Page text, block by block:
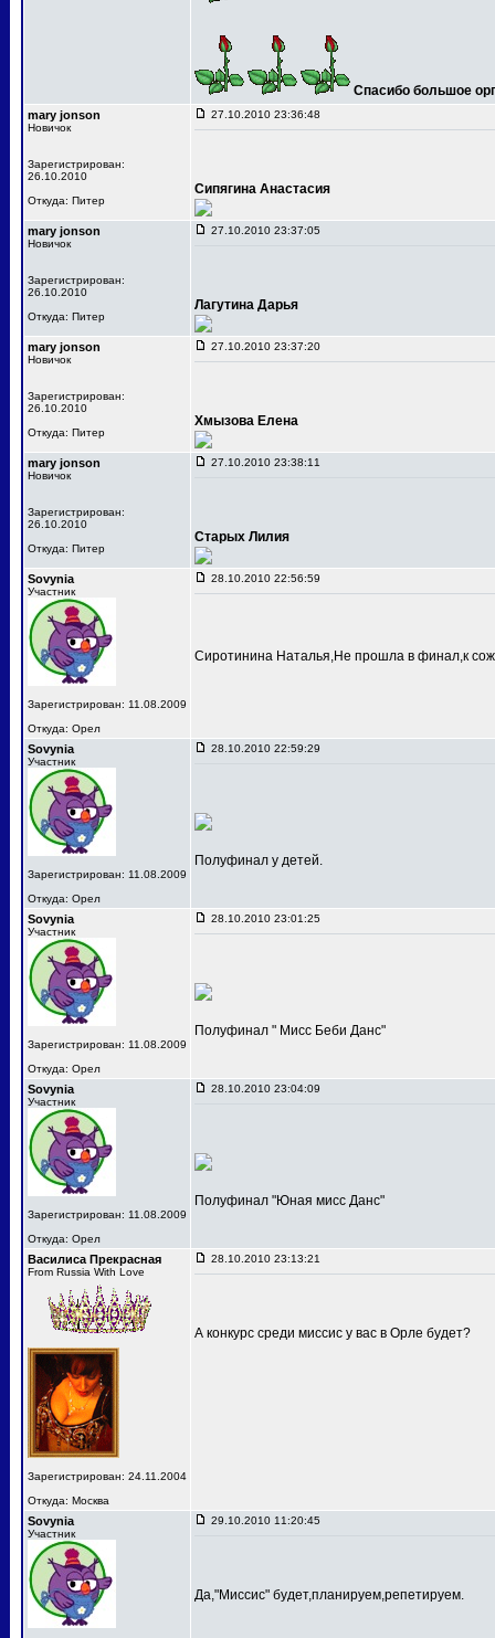
Спасибо большое
mary jonson
Новичок
Зарегистрирован:
26.10.2010
Откуда: Питер
27.10.2010 23:36:48
Сипягина Анастасия
mary jonson
Новичок
Зарегистрирован:
26.10.2010
Откуда: Питер
27.10.2010 23:37:05
Лагутина Дарья
mary jonson
Новичок
Зарегистрирован:
26.10.2010
Откуда: Питер
27.10.2010 23:37:20
Хмызова Елена
mary jonson
Новичок
Зарегистрирован:
26.10.2010
Откуда: Питер
27.10.2010 23:38:11
Старых Лилия
Sovynia
Участник
Зарегистрирован: 11.08.2009
Откуда: Орел
28.10.2010 22:56:59
Сиротинина Наталья,Не прошла в финал,к
Sovynia
Участник
Зарегистрирован: 11.08.2009
Откуда: Орел
28.10.2010 22:59:29
Полуфинал у детей.
Sovynia
Участник
Зарегистрирован: 11.08.2009
Откуда: Орел
28.10.2010 23:01:25
Полуфинал " Мисс Беби Данс"
Sovynia
Участник
Зарегистрирован: 11.08.2009
Откуда: Орел
28.10.2010 23:04:09
Полуфинал "Юная мисс Данс"
Василиса Прекрасная
From Russia With Love
Зарегистрирован: 24.11.2004
Откуда: Москва
28.10.2010 23:13:21
А конкурс среди миссис у вас в Орле будет?
Sovynia
Участник
29.10.2010 11:20:45
Да,"Миссис" будет,планируем,репетируем.